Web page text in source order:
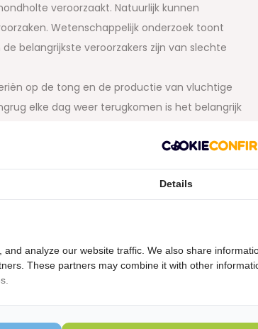
veroorzaakt. Natuurlijk kunnen
Wetenschappelijk onderzoek toont
belangrijkste veroorzakers zijn van slechte
op de tong en de productie van vluchtige
elke dag weer terugkomen is het belangrijk
goede manier worden gebruikt heeft de
verminderen en vaak volledig verdwijnen.
wel noodzakelijk
Gebruiksaanwijzing:
b.v. een washandje Inhoud: 500ml
Details
analyze our website traffic. We also share
These partners may combine it with other